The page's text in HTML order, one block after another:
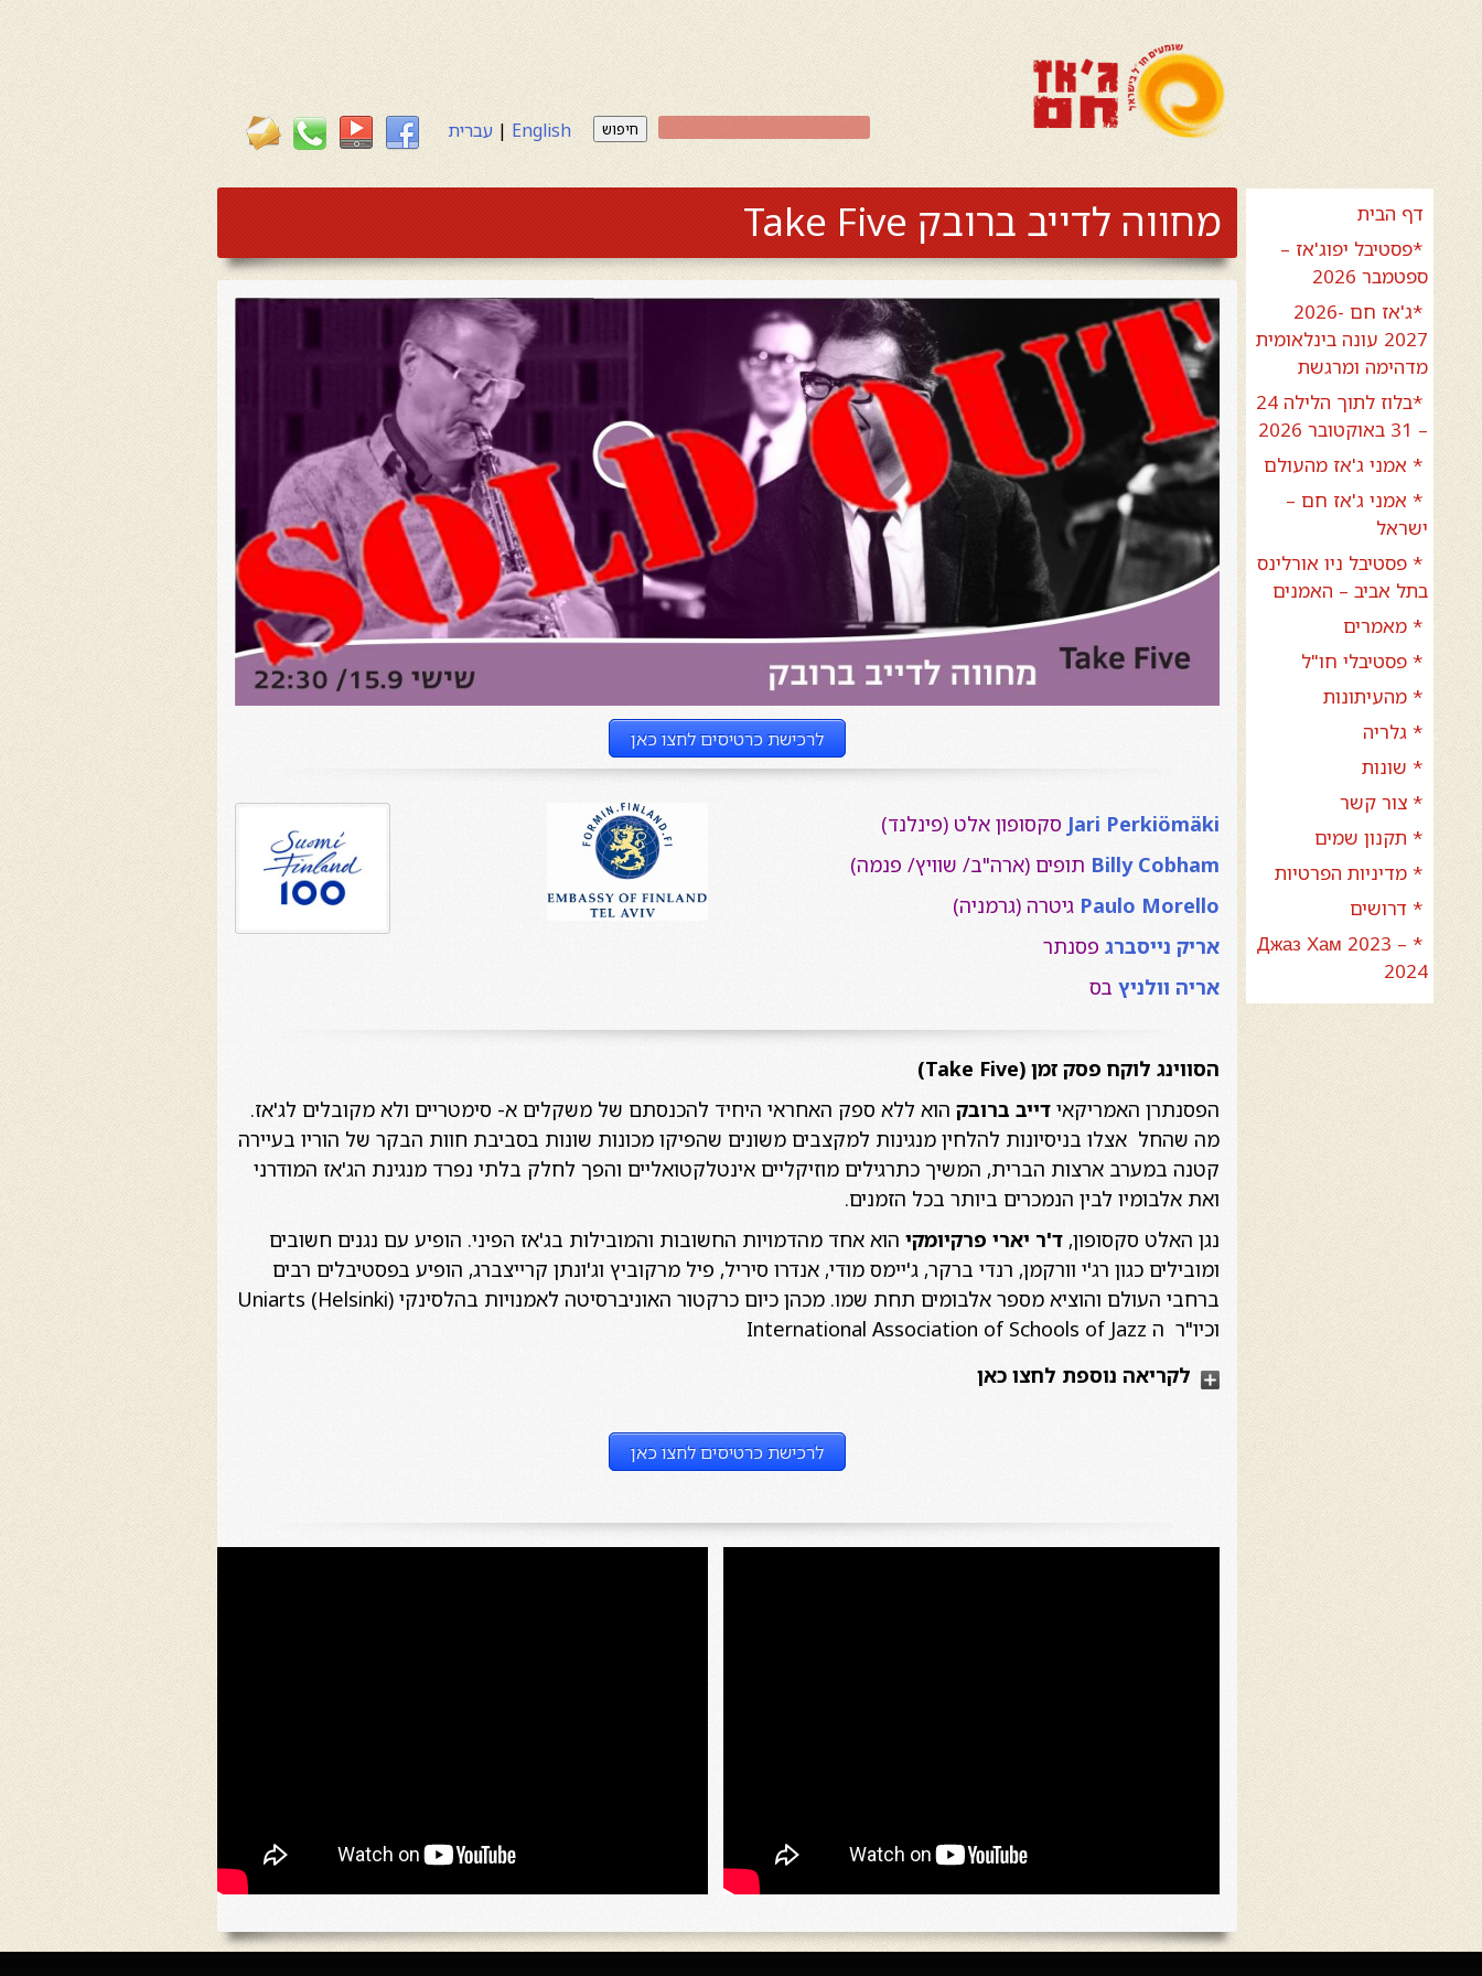
English
|עברית חיפוש
דף הבית
*פסטיבל יפוג'אז –
ספטמבר 2026
*ג'אז חם 2026-
2027 עונה בינלאומית
מדהימה ומרגשת
*בלוז לתוך הלילה 24
– 31 באוקטובר 2026
* אמני ג'אז מהעולם
* אמני ג'אז חם –
ישראל
* פסטיבל ניו אורלינס
בתל אביב – האמנים
* מאמרים
* פסטיבלי חו"ל
* מהעיתונות
* גלריה
* שונות
* צור קשר
* תקנון שמים
* מדיניות הפרטיות
* דרושים
* Джаз Хам 2023 –
2024
מחווה לדייב ברובק Take Five
לרכישת כרטיסים לחצו כאן
Jari Perkiömäki סקסופון אלט (פינלנד)
Billy Cobham תופים (ארה"ב/ שוויץ/ פנמה)
Paulo Morello גיטרה (גרמניה)
אריק נייסברג פסנתר
אריה וולניץ בס
הסווינג לוקח פסק זמן (Take Five
)
הפסנתרן האמריקאי דייב ברובק הוא ללא ספק האחראי היחיד להכנסתם של משקלים א- סימטריים ולא מקובלים לג'אז.
מה שהחל אצלו בניסיונות להלחין מנגינות למקצבים משונים שהפיקו מכונות שונות בסביבת חוות הבקר של הוריו בעיירה
קטנה במערב ארצות הברית, המשיך כתרגילים מוזיקליים אינטלקטואליים והפך לחלק בלתי נפרד מנגינת הג'אז המודרני
ואת אלבומיו לבין הנמכרים ביותר בכל הזמנים.
נגן האלט סקסופון, ד'ר יארי פרקיומקי הוא אחד מהדמויות החשובות והמובילות בג'אז הפיני. הופיע עם נגנים חשובים
ומובילים כגון רג'י וורקמן, רנדי ברקר, ג'יימס מודי, אנדרו סיריל, פיל מרקוביץ וג'ונתן קרייצברג, הופיע בפסטיבלים רבים
ברחבי העולם והוציא מספר אלבומים תחת שמו. מכהן כיום כרקטור האוניברסיטה לאמנויות בהלסינקי (Uniarts (Helsinki
וכיו"ר ה International Association of Schools of Jazz
לקריאה נוספת לחצו כאן
לרכישת כרטיסים לחצו כאן